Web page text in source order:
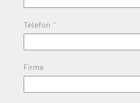
Telefon *
Firma